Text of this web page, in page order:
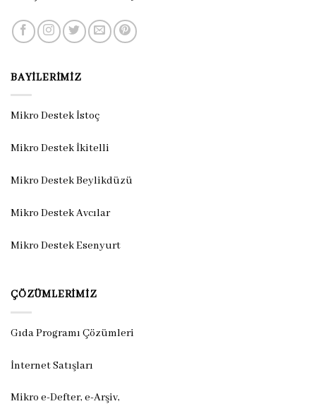
BAYILERIMIZ
Mikro Destek İstoç
Mikro Destek İkitelli
Mikro Destek Beylikdüzü
Mikro Destek Avcılar
Mikro Destek Esenyurt
ÇÖZÜMLERIMIZ
Gıda Programı Çözümleri
İnternet Satışları
Mikro e-Defter, e-Arşiv,